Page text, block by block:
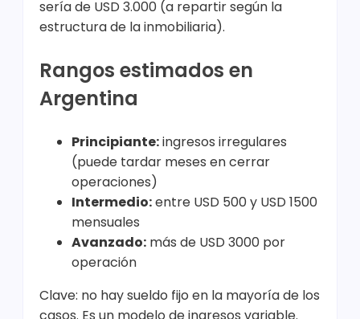
sería de USD 3.000 (a repartir según la
estructura de la inmobiliaria).
Rangos estimados en
Argentina
Principiante:ingresos irregulares
(puede tardar meses en cerrar
operaciones)
Intermedio:entre USD 500 y USD 1500
mensuales
Avanzado: más de USD 3000 por
operación
Clave: no hay sueldo fijo en la mayoría de los